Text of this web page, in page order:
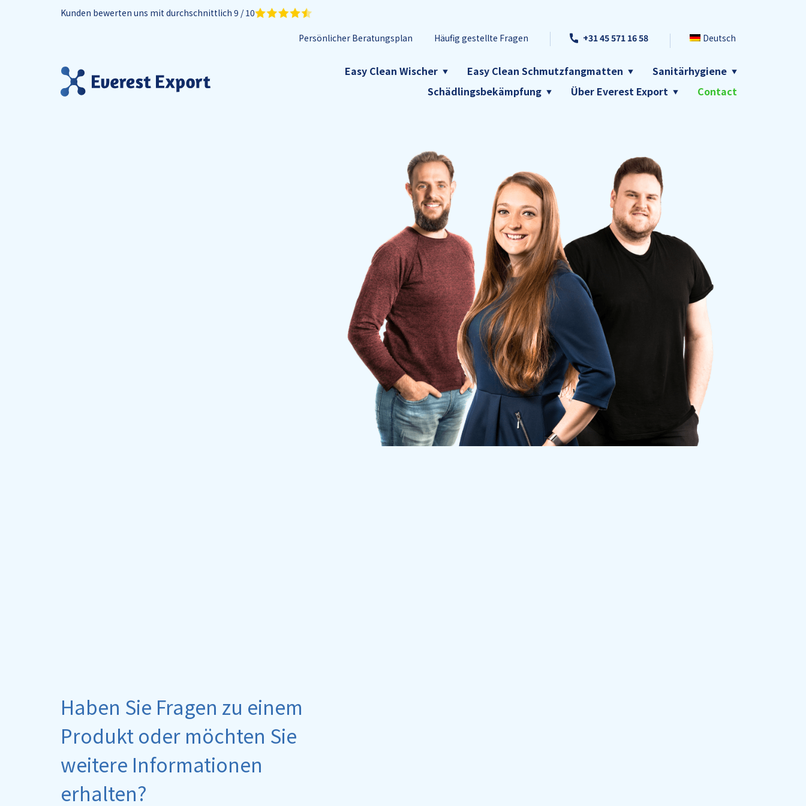
Kunden bewerten uns mit durchschnittlich 9 / 10
Persönlicher Beratungsplan Häufig gestellte Fragen +31 45 571 16 58 Deutsch
Easy Clean Wischer Easy Clean Schmutzfangmatten
Sanitärhygiene
Schädlingsbekämpfung
Über Everest Export Contact
Haben Sie Fragen zu einem
Produkt oder möchten Sie
weitere Informationen
erhalten?